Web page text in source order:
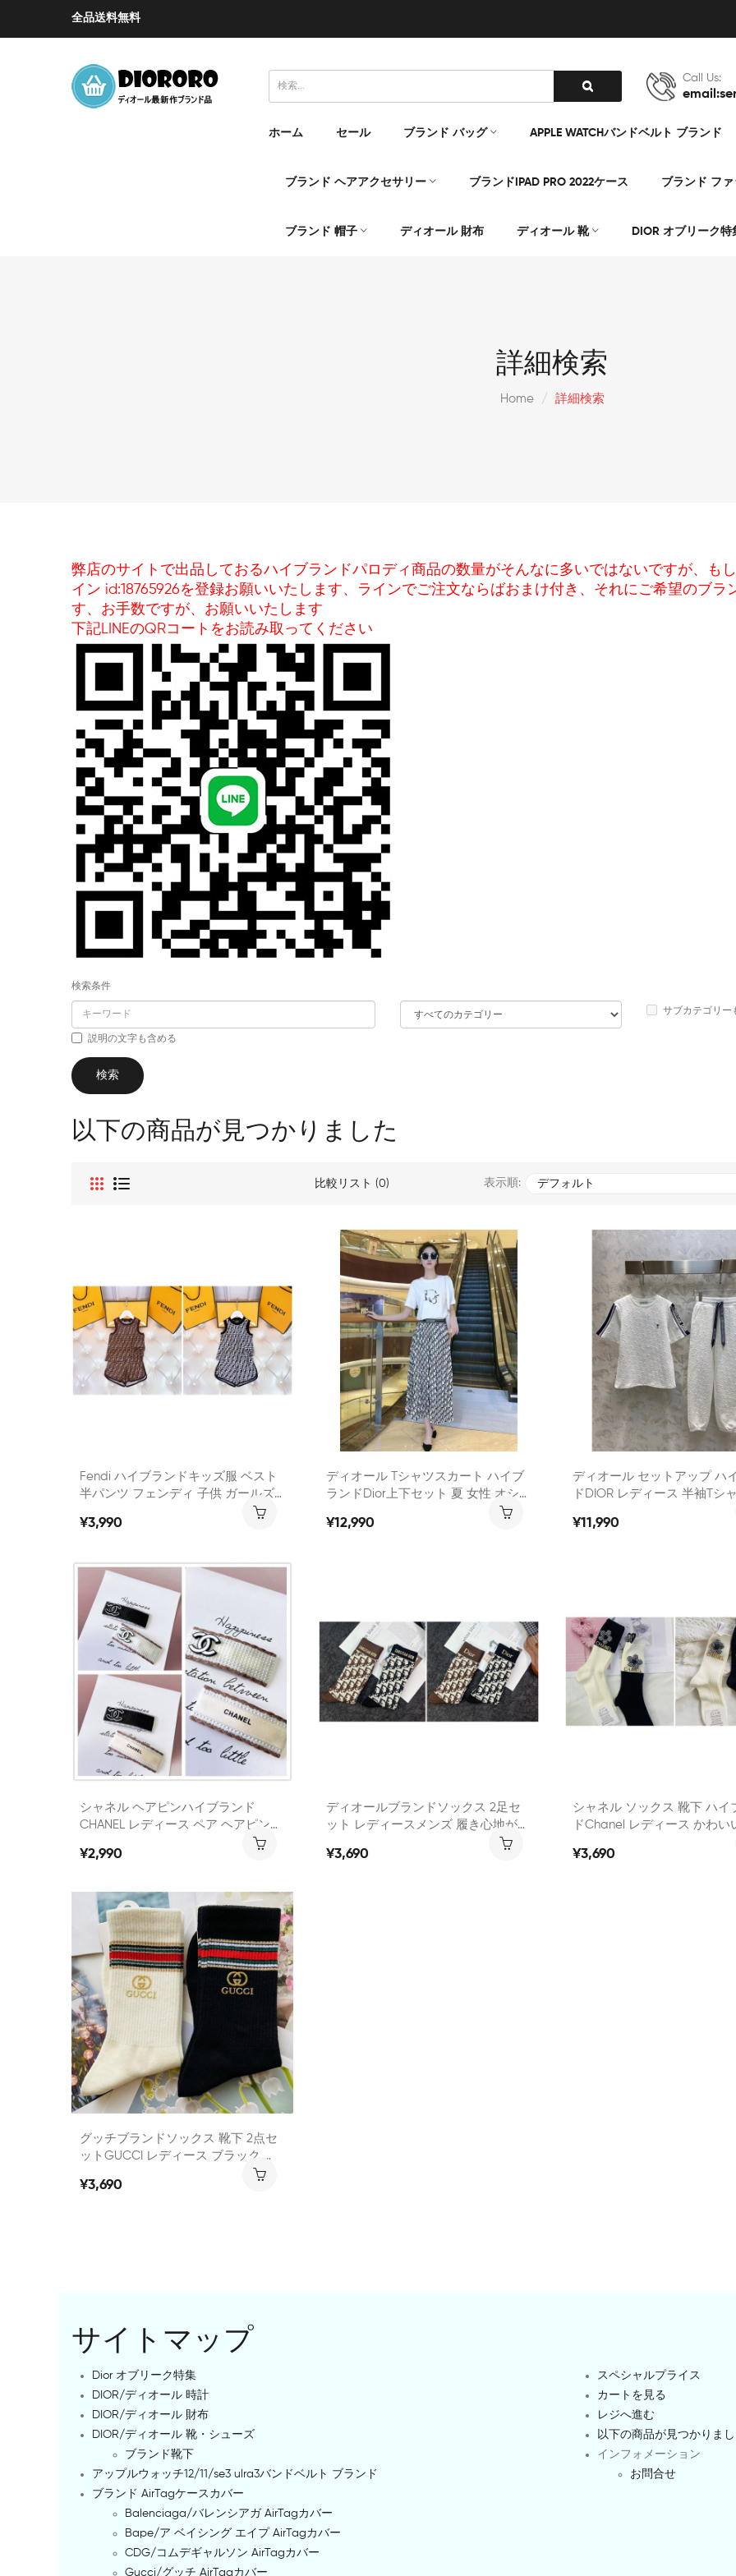
全品送料無料
Call Us:
ホーム セール ブランド バッグ APPLE WATCHバンドベルト ブランド
ブランド ヘアアクセサリー ブランドIPAD PRO 2022ケース ブランド フ
ブランド 帽子 ディオール 財布 ディオール 靴 DIOR オブリーク特
詳細検索
Home 詳細検索
弊店のサイトで出品しておるハイブランドパロディ商品の数量がそんなに多いではないですが、も
イン id:18765926を登録お願いいたします、ラインでご注文ならばおまけ付き、それにご希望のブ
す、お手数ですが、お願いいたします
下記LINEのQRコートをお読み取ってください
検索条件
サブカテゴリー
説明の文字も含める
以下の商品が見つかりました
比較リスト (0) 表示順:
Fendi ハイブランドキッズ服 ベスト
半パンツ フェンディ 子供 ガールズ
ボーイ 上下セット 夏 涼しい 快適 ベ
スト ハーフパンツ 通学 遊び
¥3,990
ディオール Tシャツスカート ハイブ
ランドDior上下セット 夏 女性 オシャ
レ 半袖tシャツ スカート 大人っぽい
気質 セットアップ 服
¥12,990
ディオール セットアップ ハ
ドDIOR レディース 半袖tシ
ツ 2点セット 春夏
¥11,990
シャネル ヘアピンハイブランド
CHANEL レディース ペア ヘアピン
ヘアアクセサリー 2点セット 優雅 お
しゃれ ヘアピン 髪飾り
¥2,990
ディオールブランドソックス 2足セ
ット レディースメンズ 履き心地がよ
い ミドルソックス 靴下 DIOR モノグ
ラム お洒落 ストッキング 春秋
¥3,690
シャネル ソックス 靴下 ハイ
ドChanel レディース かわい
体花柄 ストッキング ソック
¥3,690
グッチブランドソックス 靴下 2点セ
ットGUCCI レディース ブラック ホ
ワイト2色 ソックス 純綿 防臭 抗菌
ファッション ミドルソックス 春秋
¥3,690
サイトマップ
Dior オブリーク特集
DIOR/ディオール 時計
DIOR/ディオール 財布
DIOR/ディオール 靴・シューズ
ブランド靴下
アップルウォッチ12/11/se3 ulra3バンドベルト ブランド
ブランド AirTagケースカバー
Balenciaga/バレンシアガ AirTagカバー
Bape/ア ベイシング エイプ AirTagカバー
CDG/コムデギャルソン AirTagカバー
Gucci/グッチ AirTagカバー
スペシャルプライス
カートを見る
レジへ進む
以下の商品が見つかりま
インフォメーション
お問合せ